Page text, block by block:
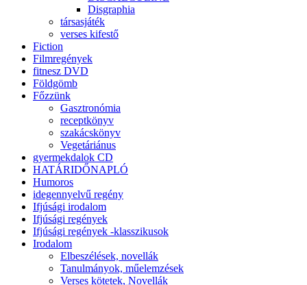
Disgraphia
társasjáték
verses kifestő
Fiction
Filmregények
fitnesz DVD
Földgömb
Főzzünk
Gasztronómia
receptkönyv
szakácskönyv
Vegetáriánus
gyermekdalok CD
HATÁRIDŐNAPLÓ
Humoros
idegennyelvű regény
Ifjúsági irodalom
Ifjúsági regények
Ifjúsági regények -klasszikusok
Irodalom
Elbeszélések, novellák
Tanulmányok, műelemzések
Verses kötetek, Novellák